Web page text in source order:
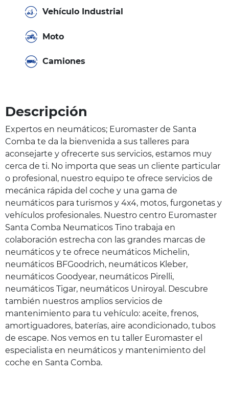
Vehículo Industrial
Moto
Camiones
Descripción
Expertos en neumáticos; Euromaster de Santa
Comba te da la bienvenida a sus talleres para
aconsejarte y ofrecerte sus servicios, estamos muy
cerca de ti. No importa que seas un cliente particular
o profesional, nuestro equipo te ofrece servicios de
mecánica rápida del coche y una gama de
neumáticos para turismos y 4x4, motos, furgonetas y
vehículos profesionales. Nuestro centro Euromaster
Santa Comba Neumaticos Tino trabaja en
colaboración estrecha con las grandes marcas de
neumáticos y te ofrece neumáticos Michelin,
neumáticos BFGoodrich, neumáticos Kleber,
neumáticos Goodyear, neumáticos Pirelli,
neumáticos Tigar, neumáticos Uniroyal. Descubre
también nuestros amplios servicios de
mantenimiento para tu vehículo: aceite, frenos,
amortiguadores, baterías, aire acondicionado, tubos
de escape. Nos vemos en tu taller Euromaster el
especialista en neumáticos y mantenimiento del
coche en Santa Comba.